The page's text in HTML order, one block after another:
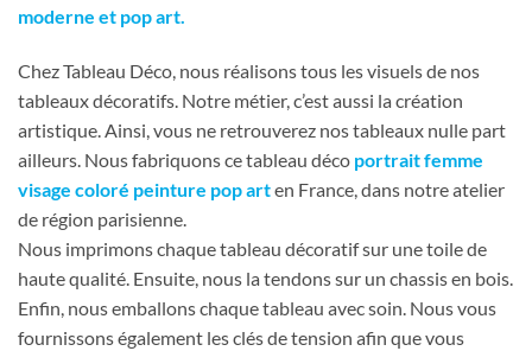
moderne et pop art.
Chez Tableau Déco, nous réalisons tous les visuels de nos
tableaux décoratifs. Notre métier, c’est aussi la création
artistique. Ainsi, vous ne retrouverez nos tableaux nulle part
ailleurs. Nous fabriquons ce tableau déco portrait femme
visage coloré peinture pop arten France, dans notre atelier
de région parisienne.
Nous imprimons chaque tableau décoratif sur une toile de
haute qualité. Ensuite, nous la tendons sur un chassis en bois.
Enfin, nous emballons chaque tableau avec soin. Nous vous
fournissons également les clés de tension afin que vous